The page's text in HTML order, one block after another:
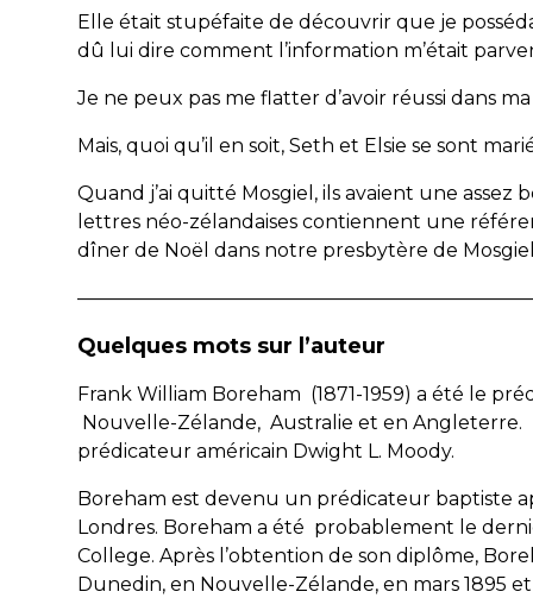
Elle était stupéfaite de découvrir que je
dû lui dire comment l’information m’était
Je ne peux pas me flatter d’avoir réussi dans ma
Mais, quoi qu’il en soit, Seth et Elsie se sont
Quand j’ai quitté Mosgiel, ils avaient une
lettres néo-zélandaises contiennent une
dîner de Noël dans notre presbytère de
Quelques mots sur l’auteur
Frank William Boreham (1871-1959) a été le
Nouvelle-Zélande, Australie et en
prédicateur américain Dwight L. Moody.
Boreham est devenu un prédicateur baptiste
Londres. Boreham a été probablement le
College. Après l’obtention de son diplôme,
Dunedin, en Nouvelle-Zélande, en mars 1895